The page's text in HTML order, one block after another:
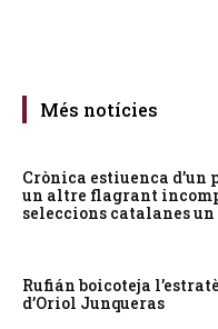
Més notícies
Crònica estiuenca d’un
un altre flagrant
seleccions catalanes
Rufián boicoteja
d’Oriol Junqueras